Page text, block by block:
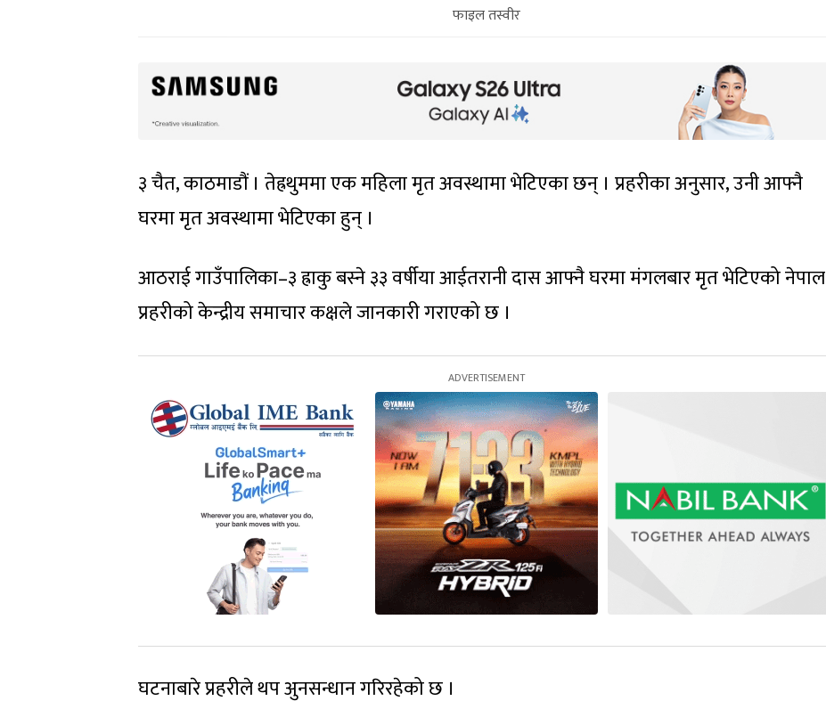
फाइल तस्वीर
३ चैत, काठमाडौं । तेह्रथुममा एक महिला मृत अवस्थामा भेटिएका छन् । प्रहरीका अनुसार, उनी आफ्नै
घरमा मृत अवस्थामा भेटिएका हुन् ।
आठराई गाउँपालिका–३ ह्राकु बस्ने ३३ वर्षीया आईतरानी दास आफ्नै घरमा मंगलबार मृत भेटिएको नेपाल
प्रहरीको केन्द्रीय समाचार कक्षले जानकारी गराएको छ ।
घटनाबारे प्रहरीले थप अुनसन्धान गरिरहेको छ ।